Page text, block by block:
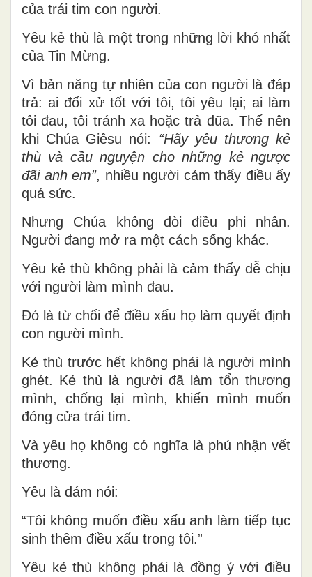
của trái tim con người.
Yêu kẻ thù là một trong những lời khó nhất
của Tin Mừng.
Vì bản năng tự nhiên của con người là đáp
trả: ai đối xử tốt với tôi, tôi yêu lại; ai làm
tôi đau, tôi tránh xa hoặc trả đũa. Thế nên
khi Chúa Giêsu nói: “Hãy yêu thương kẻ
thù và cầu nguyện cho những kẻ ngược
đãi anh em”, nhiều người cảm thấy điều ấy
quá sức.
Nhưng Chúa không đòi điều phi nhân.
Người đang mở ra một cách sống khác.
Yêu kẻ thù không phải là cảm thấy dễ chịu
với người làm mình đau.
Đó là từ chối để điều xấu họ làm quyết định
con người mình.
Kẻ thù trước hết không phải là người mình
ghét. Kẻ thù là người đã làm tổn thương
mình, chống lại mình, khiến mình muốn
đóng cửa trái tim.
Và yêu họ không có nghĩa là phủ nhận vết
thương.
Yêu là dám nói:
“Tôi không muốn điều xấu anh làm tiếp tục
sinh thêm điều xấu trong tôi.”
Yêu kẻ thù không phải là đồng ý với điều